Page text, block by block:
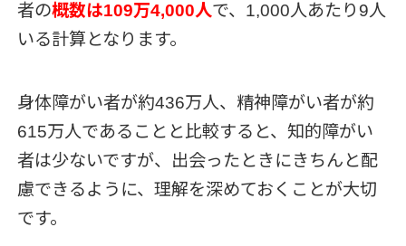
者の概数は109万4,000人で、1,000人あたり9人
いる計算となります。
身体障がい者が約436万人、精神障がい者が約
615万人であることと比較すると、知的障がい
者は少ないですが、出会ったときにきちんと配
慮できるように、理解を深めておくことが大切
です。